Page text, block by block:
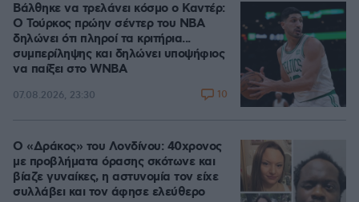
Βάλθηκε να τρελάνει κόσμο ο Καντέρ:
Ο Τούρκος πρώην σέντερ του NBA
δηλώνει ότι πληροί τα κριτήρια...
συμπερίληψης και δηλώνει υποψήφιος
να παίξει στο WNBA
07.08.2026, 23:30 10
Ο «Δράκος» του Λονδίνου: 40χρονος
με προβλήματα όρασης σκότωνε και
βίαζε γυναίκες, η αστυνομία τον είχε
συλλάβει και τον άφησε ελεύθερο